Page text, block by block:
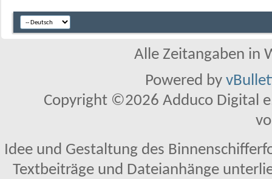
Alle Zeitangaben in
Powered by
Copyright ©2026 Adduco Digital
Idee und Gestaltung des
Textbeiträge und Dateianhänge